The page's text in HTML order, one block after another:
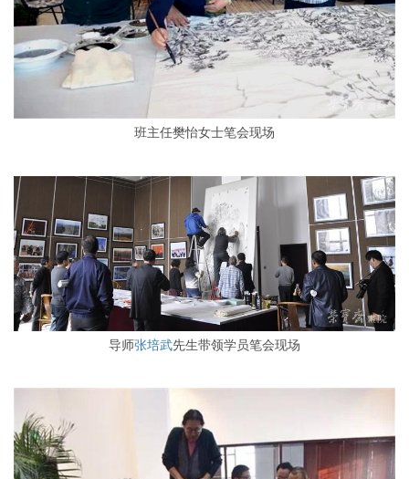
班主任樊怡女士笔会现场
导师张培武先生带领学员笔会现场